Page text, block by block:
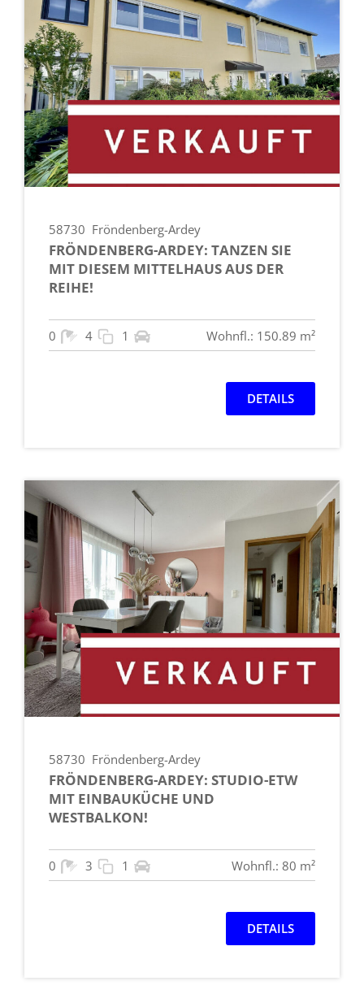
58730 Fröndenberg-Ardey
FRÖNDENBERG-ARDEY: TANZEN SIE
MIT DIESEM MITTELHAUS AUS DER
REIHE!
0 4 1 Wohnfl.: 150.89 m²
DETAILS
58730 Fröndenberg-Ardey
FRÖNDENBERG-ARDEY: STUDIO-ETW
MIT EINBAUKÜCHE UND
WESTBALKON!
0 3 1 Wohnfl.: 80 m²
DETAILS